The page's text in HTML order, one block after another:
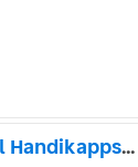
Volkswagen Caddy Maxi 1.2 TSI 105hk 7-sits 7700 mil Handikappsanpassad